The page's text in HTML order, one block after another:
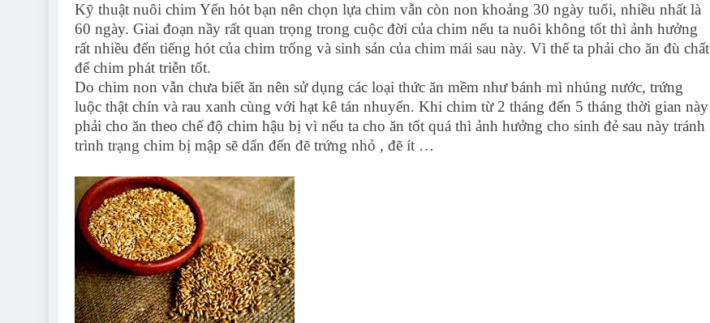
Kỹ thuật nuôi chim Yến hót bạn nên chọn lựa chim vẫn còn non khoảng 30 ngày tuổi, nhiều nhất là
60 ngày. Giai đoạn nầy rất quan trọng trong cuộc đời của chim nếu ta nuôi không tốt thì ảnh hưởng
rất nhiều đến tiếng hót của chim trống và sinh sản của chim mái sau này. Vì thế ta phải cho ăn đù chất
để chim phát triễn tốt.
Do chim non vẫn chưa biết ăn nên sử dụng các loại thức ăn mềm như bánh mì nhúng nước, trứng
luộc thật chín và rau xanh cùng với hạt kê tán nhuyển. Khi chim từ 2 tháng đến 5 tháng thời gian này
phải cho ăn theo chế độ chim hậu bị vì nếu ta cho ăn tốt quá thì ảnh hưởng cho sinh đẻ sau này tránh
trình trạng chim bị mập sẽ dẩn đến đẽ trứng nhỏ , đẽ ít …